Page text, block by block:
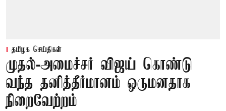
தமிழக செய்திகள்
முதல்-அமைச்சர் விஜய் கொண்டு
வந்த தனித்தீர்மானம் ஒருமனதாக
நிறைவேற்றம்